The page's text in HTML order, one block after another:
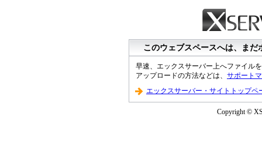
このウェブスペースへは、ま
早速、エックスサーバー上へファイル
アップロードの方法などは、 サポート
エックスサーバー・サイトトップペ
Copyright ©